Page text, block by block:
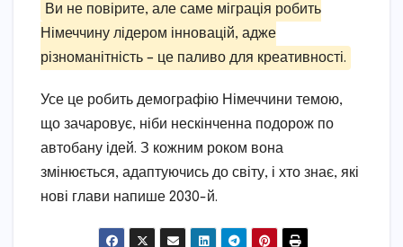
Ви не повірите, але саме міграція робить
Німеччину лідером інновацій, адже
різноманітність – це паливо для креативності.
Усе це робить демографію Німеччини темою,
що зачаровує, ніби нескінченна подорож по
автобану ідей. З кожним роком вона
змінюється, адаптуючись до світу, і хто знає, які
нові глави напише 2030-й.